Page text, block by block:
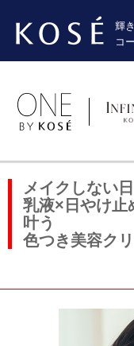
輝
コ
メイクしない
乳液×日やけ止
叶う
色つき美容ク